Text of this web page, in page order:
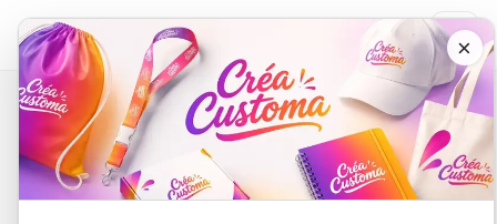
×
Catalogue Maison et objets Mesureur de Boisson Corby
EN STOCK